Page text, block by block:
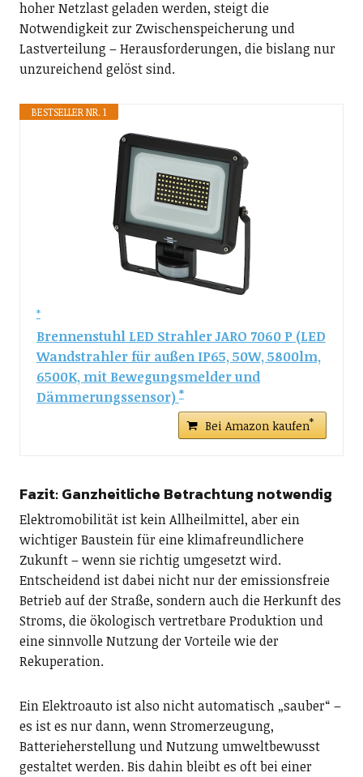
hoher Netzlast geladen werden, steigt die
Notwendigkeit zur Zwischenspeicherung und
Lastverteilung – Herausforderungen, die bislang nur
unzureichend gelöst sind.
BESTSELLER NR. 1
Brennenstuhl LED Strahler JARO 7060 P (LED
Wandstrahler für außen IP65, 50W, 5800lm,
6500K, mit Bewegungsmelder und
Dämmerungssensor)
Bei Amazon kaufen
Fazit: Ganzheitliche Betrachtung notwendig
Elektromobilität ist kein Allheilmittel, aber ein
wichtiger Baustein für eine klimafreundlichere
Zukunft – wenn sie richtig umgesetzt wird.
Entscheidend ist dabei nicht nur der emissionsfreie
Betrieb auf der Straße, sondern auch die Herkunft des
Stroms, die ökologisch vertretbare Produktion und
eine sinnvolle Nutzung der Vorteile wie der
Rekuperation.
Ein Elektroauto ist also nicht automatisch „sauber“ –
es ist es nur dann, wenn Stromerzeugung,
Batterieherstellung und Nutzung umweltbewusst
gestaltet werden. Bis dahin bleibt es oft bei einer